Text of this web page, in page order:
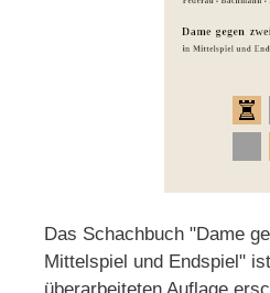
Das Schachbuch "Dame
Mittelspiel und Endspiel"